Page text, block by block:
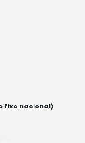
fixa nacional)